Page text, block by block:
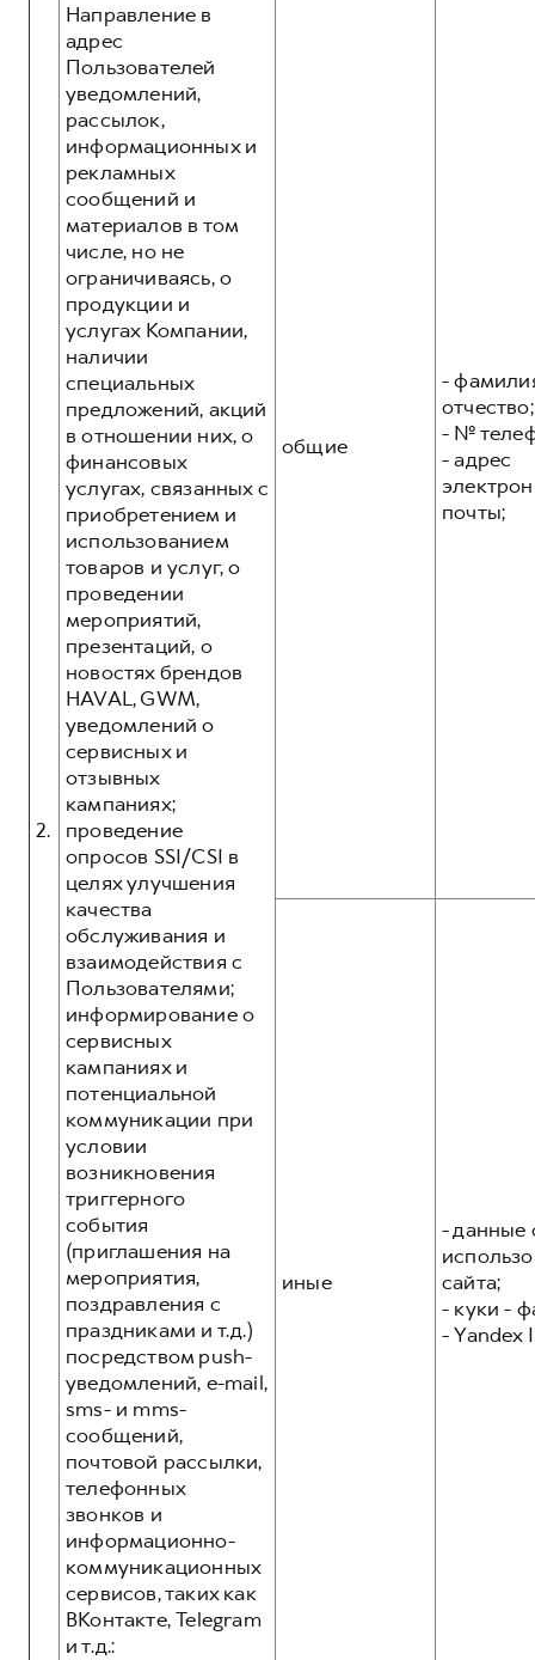
2.
Направление в
адрес
Пользователей
уведомлений,
рассылок,
информационных и
рекламных
сообщений и
материалов в том
числе, но не
ограничиваясь, о
продукции и
услугах Компании,
наличии
специальных
предложений, акций
в отношении них, о
финансовых
услугах, связанных с
приобретением и
использованием
товаров и услуг, о
проведении
мероприятий,
презентаций, о
новостях брендов
HAVAL, GWM,
уведомлений о
сервисных и
отзывных
кампаниях;
проведение
опросов SSI/CSI в
целях улучшения
качества
обслуживания и
взаимодействия с
Пользователями;
информирование о
сервисных
кампаниях и
потенциальной
коммуникации при
условии
возникновения
триггерного
события
(приглашения на
мероприятия,
поздравления с
праздниками и т.д.)
посредством push-
уведомлений, e-mail,
sms- и mms-
сообщений,
почтовой рассылки,
телефонных
звонков и
информационно-
коммуникационных
сервисов, таких как
ВКонтакте, Telegram
и т.д.:
общие
-
отчество;
- №
- адрес
почты;
иные
- данные
сайта;
- куки -
- Yandex